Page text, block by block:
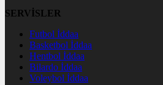
SERVİSLER
Futbol İddaa
Basketbol İddaa
Hentbol İddaa
Bilardo İddaa
Voleybol İddaa